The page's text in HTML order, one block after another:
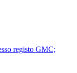
registo GMC;